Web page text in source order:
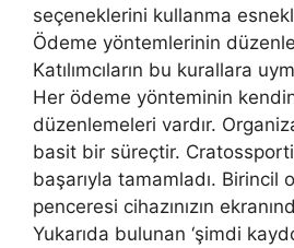
seçeneklerini kullanma
Ödeme yöntemlerinin
Katılımcıların bu kurallara
Her ödeme yönteminin
düzenlemeleri vardır.
basit bir süreçtir.
başarıyla tamamladı. Birincil
penceresi cihazınızın
Yukarıda bulunan ‘şimdi